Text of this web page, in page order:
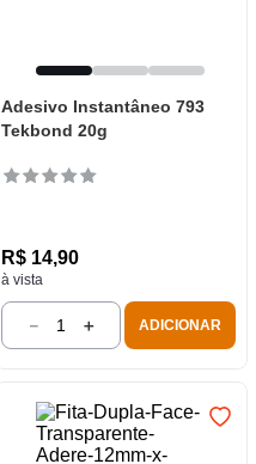
Adesivo Instantâneo 793
Tekbond 20g
R$ 14,90
à vista
＋
－ ADICIONAR